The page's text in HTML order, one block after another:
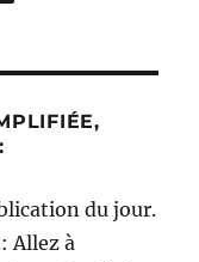
du jour.
Allez à